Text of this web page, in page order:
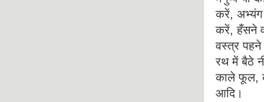
करें, अभ्यंग
करें, हँसने
वस्त्र
रथ में बैठे
काले फूल,
आदि।